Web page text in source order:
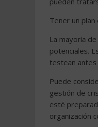
Tener un plan
La mayoría
potenciales.
testean antes
Puede
gestión de
esté
organización